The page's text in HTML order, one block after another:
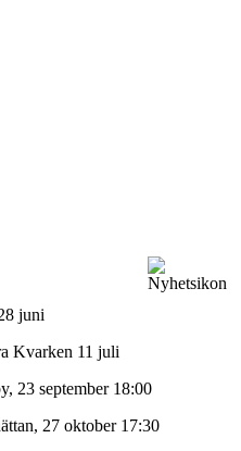
juni
Kvarken 11 juli
23 september 18:00
27 oktober 17:30